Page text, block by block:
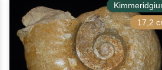
17,2